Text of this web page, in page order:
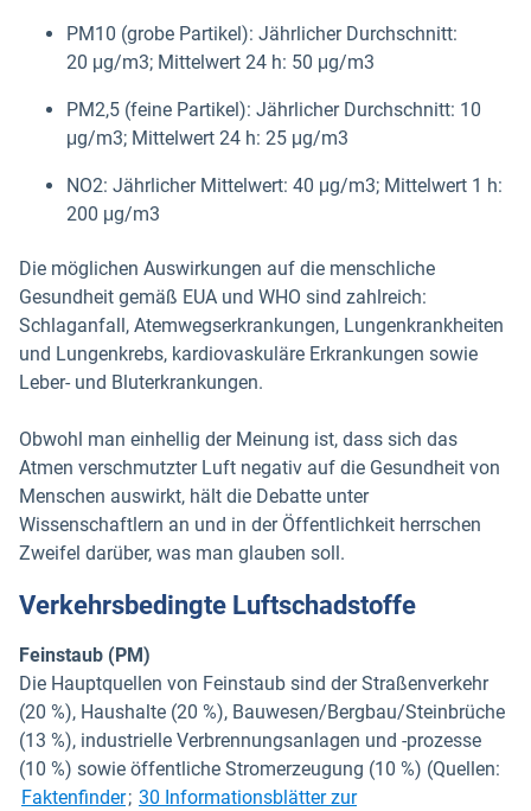
PM10 (grobe Partikel): Jährlicher Durchschnitt:
20 μg/m3; Mittelwert 24 h: 50 μg/m3
PM2,5 (feine Partikel): Jährlicher Durchschnitt: 10
μg/m3; Mittelwert 24 h: 25 μg/m3
NO2: Jährlicher Mittelwert: 40 μg/m3; Mittelwert 1 h:
200 μg/m3
Die möglichen Auswirkungen auf die menschliche
Gesundheit gemäß EUA und WHO sind zahlreich:
Schlaganfall, Atemwegserkrankungen, Lungenkrankheiten
und Lungenkrebs, kardiovaskuläre Erkrankungen sowie
Leber- und Bluterkrankungen.
Obwohl man einhellig der Meinung ist, dass sich das
Atmen verschmutzter Luft negativ auf die Gesundheit von
Menschen auswirkt, hält die Debatte unter
Wissenschaftlern an und in der Öffentlichkeit herrschen
Zweifel darüber, was man glauben soll.
Verkehrsbedingte Luftschadstoffe
Feinstaub (PM)
Die Hauptquellen von Feinstaub sind der Straßenverkehr
(20 %), Haushalte (20 %), Bauwesen/Bergbau/Steinbrüche
(13 %), industrielle Verbrennungsanlagen und -prozesse
(10 %) sowie öffentliche Stromerzeugung (10 %) (Quellen:
FaktenfinderIn neuem Fenster öffnen
; 30 Informationsblätter zur